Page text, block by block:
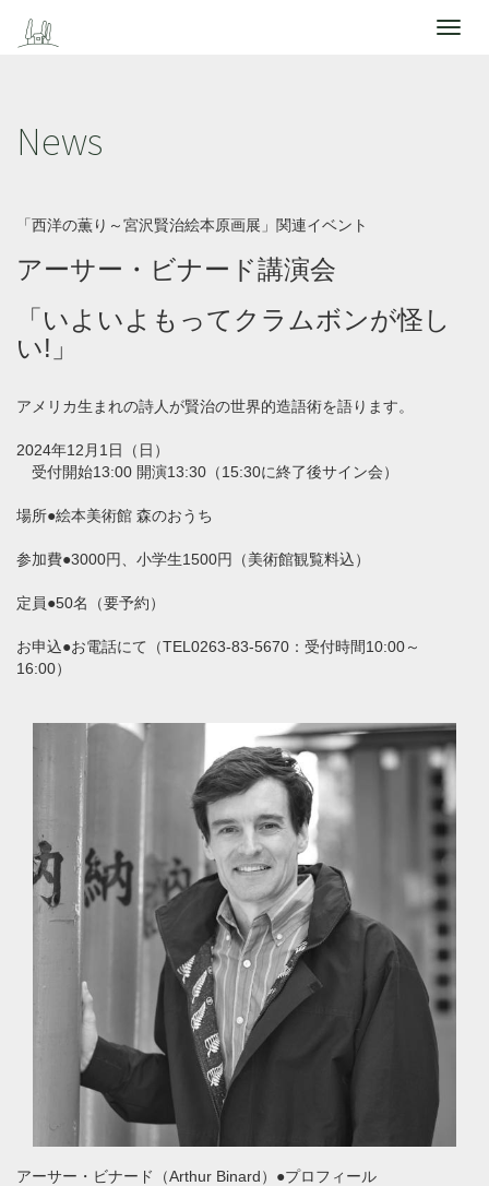
Toggle
News
「西洋の薫り～宮沢賢治絵本原画展」関連イベント
アーサー・ビナード講演会
「いよいよもってクラムボンが怪し
い!」
アメリカ生まれの詩人が賢治の世界的造語術を語ります。
2024年12月1日（日）
受付開始13:00 開演13:30（15:30に終了後サイン会）
場所●絵本美術館 森のおうち
参加費●3000円、小学生1500円（美術館観覧料込）
定員●50名（要予約）
お申込●お電話にて（TEL0263-83-5670：受付時間10:00～
16:00）
アーサー・ビナード（Arthur Binard）●プロフィール